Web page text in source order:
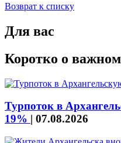
Возврат к списку
Для вас
Коротко о важном
Турпоток в
19% | 07.08.2026